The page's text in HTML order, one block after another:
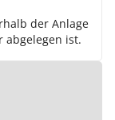
der Anlage
abgelegen ist.